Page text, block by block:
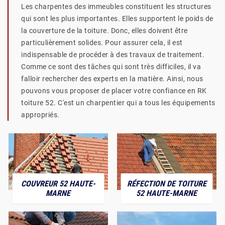
Les charpentes des immeubles constituent les structures
qui sont les plus importantes. Elles supportent le poids de
la couverture de la toiture. Donc, elles doivent être
particulièrement solides. Pour assurer cela, il est
indispensable de procéder à des travaux de traitement.
Comme ce sont des tâches qui sont très difficiles, il va
falloir rechercher des experts en la matière. Ainsi, nous
pouvons vous proposer de placer votre confiance en RK
toiture 52. C'est un charpentier qui a tous les équipements
appropriés.
COUVREUR 52 HAUTE-
MARNE
RÉFECTION DE TOITURE
52 HAUTE-MARNE